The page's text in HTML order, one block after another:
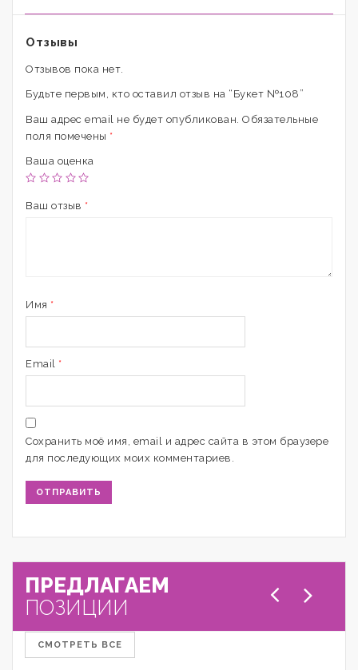
Отзывы
Отзывов пока нет.
Будьте первым, кто оставил отзыв на “Букет №108”
Ваш адрес email не будет опубликован. Обязательные
поля помечены *
Ваша оценка
Ваш отзыв *
Имя *
Email *
Сохранить моё имя, email и адрес сайта в этом браузере
для последующих моих комментариев.
ПРЕДЛАГАЕМ
ПОЗИЦИИ
СМОТРЕТЬ ВСЕ